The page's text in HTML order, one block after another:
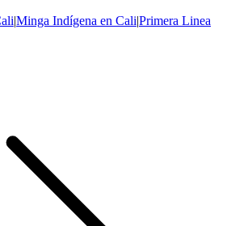
|Minga Indígena en Cali|Primera Linea